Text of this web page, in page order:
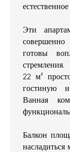
Эти
готовы
22 м²
гостиную
Ванная
Балкон